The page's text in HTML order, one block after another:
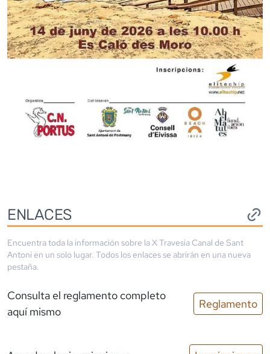
ENLACES
Encuentra toda la información sobre laX Travesia Canal de Sant
Antoni en un solo lugar. Todos los enlaces se abrirán en una nueva
pestaña.
Consulta el reglamento completo
aquí mismo
Reglamento